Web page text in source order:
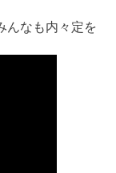
んなも内々定を